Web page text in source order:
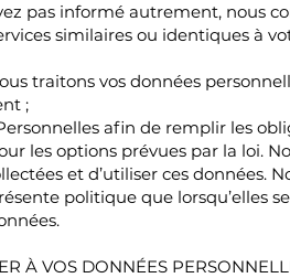
pas informé autrement, nous
similaires ou identiques à
traitons vos données
;
afin de remplir les
les options prévues par la loi.
et d’utiliser ces données.
politique que lorsqu’elles
À VOS DONNÉES